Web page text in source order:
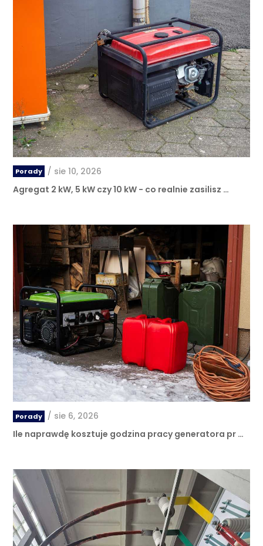
Porady / sie 10, 2026
Agregat 2 kW, 5 kW czy 10 kW - co realnie zasilisz …
Porady / sie 6, 2026
Ile naprawdę kosztuje godzina pracy generatora pr …